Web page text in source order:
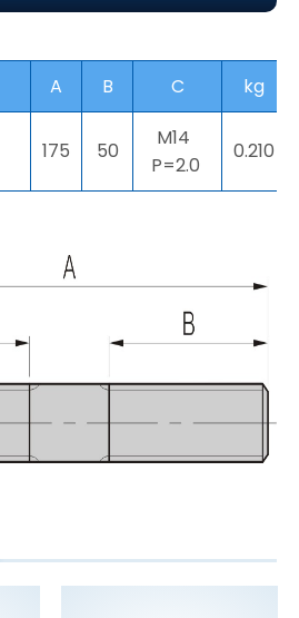
A B C kg
175 50
M14
P=2.0
0.210